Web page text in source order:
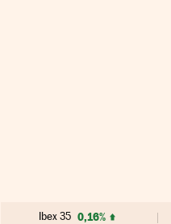
Ibex 35 0,16%